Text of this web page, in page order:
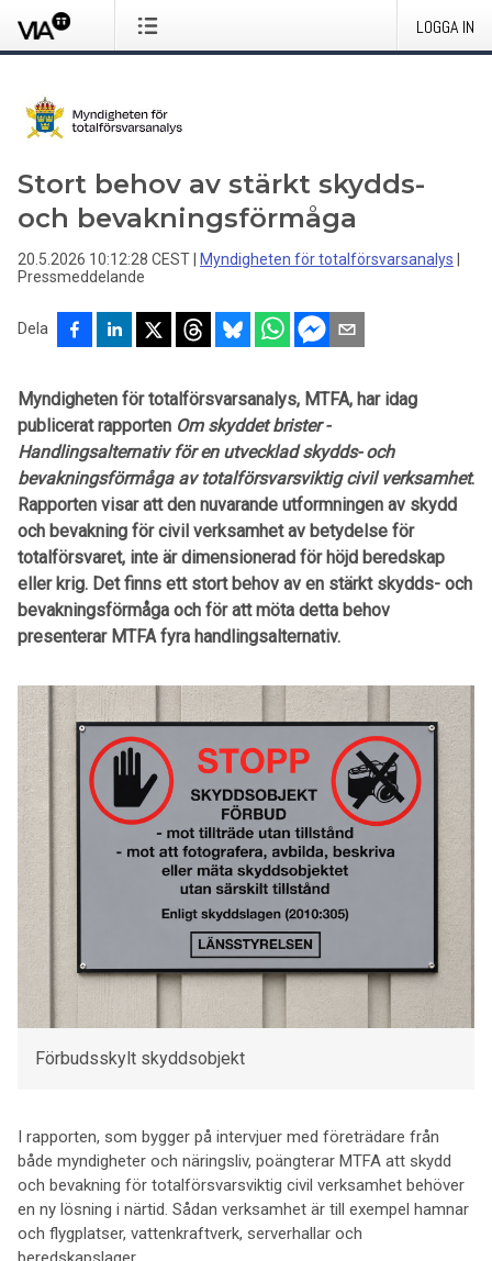
LOGGA IN
Stort behov av stärkt skydds-
och bevakningsförmåga
20.5.2026 10:12:28 CEST Myndigheten för totalförsvarsanalys
Pressmeddelande
Dela
Myndigheten för totalförsvarsanalys, MTFA, har idag
publicerat rapporten Om skyddet brister -
Handlingsalternativ för en utvecklad skydds- och
bevakningsförmåga av totalförsvarsviktig civil verksamhet.
Rapporten visar att den nuvarande utformningen av skydd
och bevakning för civil verksamhet av betydelse för
totalförsvaret, inte är dimensionerad för höjd beredskap
eller krig. Det finns ett stort behov av en stärkt skydds- och
bevakningsförmåga och för att möta detta behov
presenterar MTFA fyra handlingsalternativ.
Förbudsskylt skyddsobjekt
I rapporten, som bygger på intervjuer med företrädare från
både myndigheter och näringsliv, poängterar MTFA att skydd
och bevakning för totalförsvarsviktig civil verksamhet behöver
en ny lösning i närtid. Sådan verksamhet är till exempel hamnar
och flygplatser, vattenkraftverk, serverhallar och